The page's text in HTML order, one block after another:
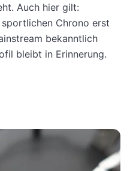
Auch hier gilt:
Chrono erst
bekanntlich
bleibt in Erinnerung.